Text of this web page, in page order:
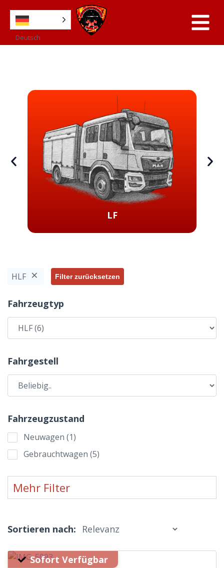
Deutsch
LF
HLF × Filter zurücksetzen
Fahrzeugtyp
Fahrgestell
Fahrzeugzustand
Neuwagen (1)
Gebrauchtwagen (5)
Mehr Filter
Sortieren nach:
Sofort Verfügbar